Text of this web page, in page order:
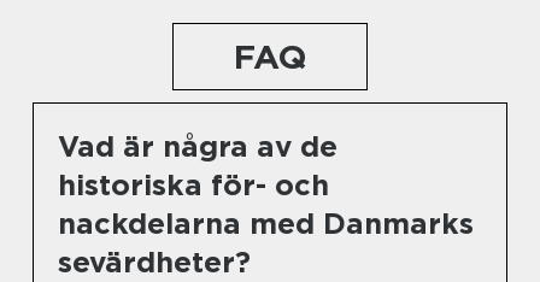
FAQ
Vad är några av de
historiska för- och
nackdelarna med Danmarks
sevärdheter?